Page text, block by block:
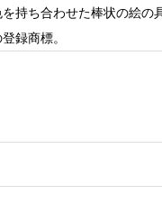
持ち合わせた棒状の絵の
録商標。